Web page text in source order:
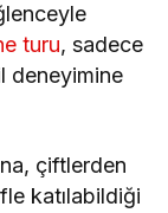
turu, sadece
deneyimine
çiftlerden
katılabildiği